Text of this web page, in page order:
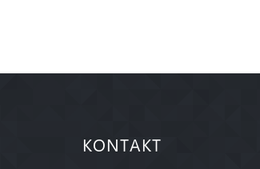
KONTAKT